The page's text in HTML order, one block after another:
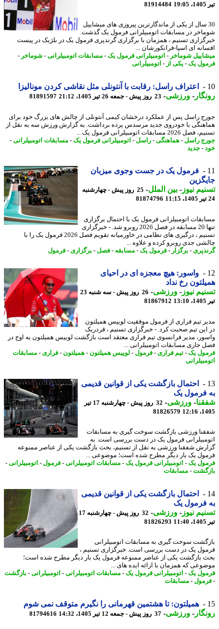
81914484
سال از یکی از ماندگارترین پیروزی های میشاییل
در مسابقات اتومبیلرانی فرمول یک گذشت.
تسنیم ، همزمان با برگزاری گرندپری فرمول یک در بلژیک در پیست
ای اسپا-فرانکورشان ...
شوماخر-اتومبیلرانی فرمول یک -مسابقات اتومبیلرانی- شوماخر-
یک -یکی از-اتومبیلرانی
اعتراف راسل: رقابت با آنتونلی مثل نقاشی کردن مونالیزا
-ورزشی-23 روز پیش - جمعه 26 تیر 1405، 21:12 81891597
راسل پس از عملکرد درخشان کیمی آنتونلی از چالش های بزرگ خود برای
با خودروی جدید مرسدس پرده برداشت. به گزارش ورزش سه به نقل از
مسابقات اتومبیلرانی فرمول یک ...
راسل -هماهنگی-راسل -اتومبیلرانی فرمول یک -مسابقات اتومبیلرانی-
-جدید
فرمول یک در جست وجوی میزبان
نیوز-بین الملل-
25 روز پیش - چهارشنبه
81874796
اتومبیلرانی فرمول یک با احتمال برگزاری
تنها 20 مسابقه در فصل 2026 روبرو شد. - خبرگزاری
تسنیم ، درگیری های نظامی در خاورمیانه تقویم فصل 2026 فرمول یک را با
جدی روبرو کرده و علاوه ...
- برگزار - فرمول یک -مسابقه-فصل-برگزاری - فرمول
واسور: هیچ معجزه ای در احیای
رخ نداد
نیوز-ورزشی-
26 روز پیش - سه شنبه 23
81867912
تیم فراری از فرمول موفقیت لوییس همیلتون
تیم صحبت کرد. - خبرگزاری تسنیم ، فردریک
مدیر فرانسوی تیم فراری معتقد است بازگشت لوییس همیلتون به اوج در
جاری مسابقات اتومبیلرانی ...
یک -تیم فراری - فرمول -لوییس همیلتون-همیلتون-فراری - مسابقات
احتمال بازگشت یکی از قوانین قدیمی
فرمول یک
-ورزشی-
32 روز پیش - چهارشنبه 17 تیر
81826579
ورزشی بازگشت سوخت گیری به مسابقات
فرمول یک در دست بررسی است. به
شفقنا ورزشی به نقل از تسنیم، بحث بازگشت یکی از عناصر ممنوعه
یک بار دیگر مطرح شده است؛ موضوعی ...
یک -اتومبیلرانی فرمول یک -مسابقات اتومبیلرانی- فرمول -اتومبیلرانی-
-مسابقات
احتمال بازگشت یکی از قوانین قدیمی
فرمول یک
نیوز-ورزشی-
32 روز پیش - چهارشنبه 17
81826293
سوخت گیری به مسابقات اتومبیلرانی
یک در دست بررسی است. خبرگزاری تسنیم ،
بازگشت یکی از عناصر ممنوعه فرمول یک بار دیگر مطرح شده است؛
که همزمان با ارائه ایده های ...
یک -اتومبیلرانی فرمول یک -مسابقات اتومبیلرانی- اتومبیلرانی- بازگشت
-مسابقات
همیلتون: تا هشتمین قهرمانی را نگیرم متوقف نمی شوم
-ورزشی-37 روز پیش - جمعه 12 تیر 1405، 14:32 81794616